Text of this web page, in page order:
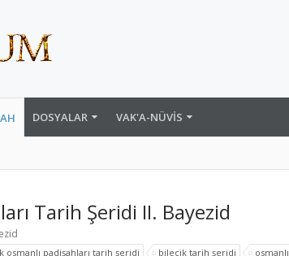
DOSYALAR VAK'A-NÜVIS
Tarih Şeridi II. Bayezid
osmanlı padişahları tarih şeridi bilecik tarih şeridi osmanlı